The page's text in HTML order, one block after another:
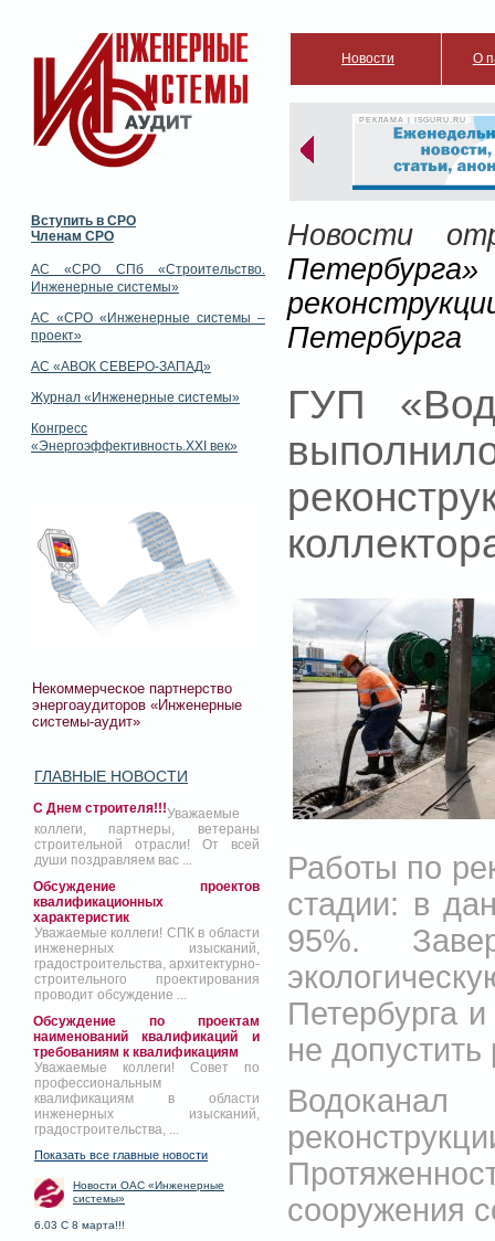
Новости О
РЕКЛАМА | ISGURU.RU
Вступить в СРО
Членам СРО
АС «СРО СПб «Строительство.
Инженерные системы»
АС «СРО «Инженерные системы –
проект»
АС «АВОК СЕВЕРО-ЗАПАД»
Журнал «Инженерные системы»
Конгресс
«Энергоэффективность.XXI век»
Некоммерческое партнерство
энергоаудиторов «Инженерные
системы-аудит»
ГЛАВНЫЕ НОВОСТИ
С Днем строителя!!!Уважаемые
коллеги, партнеры, ветераны
строительной отрасли! От всей
души поздравляем вас ...
Обсуждение проектов
квалификационных
характеристик
Уважаемые коллеги! СПК в области
инженерных изысканий,
градостроительства, архитектурно-
строительного проектирования
проводит обсуждение ...
Обсуждение по проектам
наименований квалификаций и
требованиям к квалификациям
Уважаемые коллеги! Совет по
профессиональным
квалификациям в области
инженерных изысканий,
градостроительства, ...
Показать все главные новости
Новости ОАС «Инженерные
системы»
6.03 С 8 марта!!!
Новости
Петербурга
ГУП
Работы по
стадии: в
95%.
Петербурга
не
сооружения